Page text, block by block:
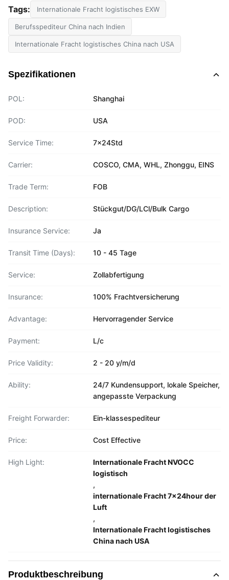
Tags: Internationale Fracht logistisches EXW
Berufsspediteur China nach Indien
Internationale Fracht logistisches China nach USA
Spezifikationen
POL: Shanghai
POD: USA
Service Time: 7x24Std
Carrier: COSCO, CMA, WHL, Zhonggu, EINS
Trade Term: FOB
Description: Stückgut/DG/LCl/Bulk Cargo
Insurance Service: Ja
Transit Time (Days): 10 - 45 Tage
Service: Zollabfertigung
Insurance: 100% Frachtversicherung
Advantage: Hervorragender Service
Payment: L/c
Price Validity: 2 - 20 y/m/d
Ability:
24/7 Kundensupport, lokale Speicher,
angepasste Verpackung
Freight Forwarder: Ein-klassespediteur
Price: Cost Effective
High Light:
Internationale Fracht NVOCC
logistisch
,
internationale Fracht 7x24hour der
Luft
,
Internationale Fracht logistisches
China nach USA
Produktbeschreibung